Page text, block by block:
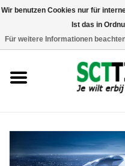
Italien
Wir benutzen Cookies nur für
Ist das in
Für weitere Informationen